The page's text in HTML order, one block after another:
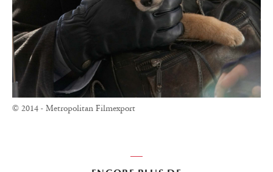
© 2014 - Metropolitan Filmexport